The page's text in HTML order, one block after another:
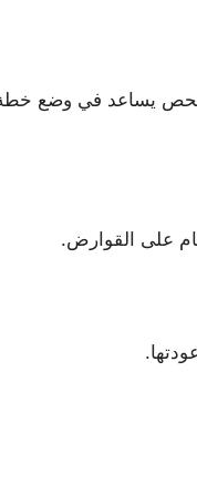
يساعد في وضع
على القوارض.